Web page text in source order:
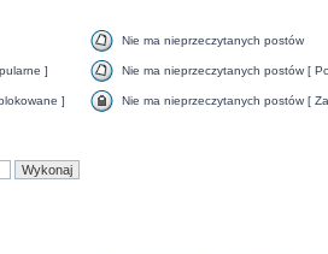
Nie ma nieprzeczytanych postów
] Nie ma nieprzeczytanych postów [
] Nie ma nieprzeczytanych postów [